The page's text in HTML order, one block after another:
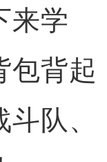
来学
包背起
队、